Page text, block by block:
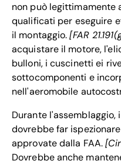
non può legittimamente
qualificati per eseguire
il montaggio.[FAR
acquistare il motore,
bulloni, i cuscinetti ei
sottocomponenti e
nell'aeromobile
Durante
dovrebbe far
approvate dalla FAA.
Dovrebbe anche